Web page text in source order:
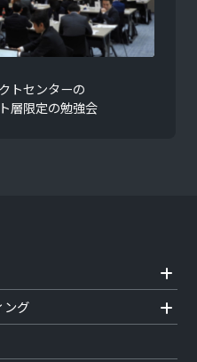
トセンターの
層限定の勉強会
ング